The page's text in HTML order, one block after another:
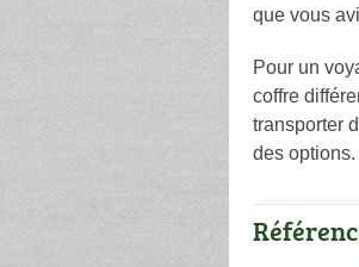
que vous
Pour un
coffre
transporter
des options.